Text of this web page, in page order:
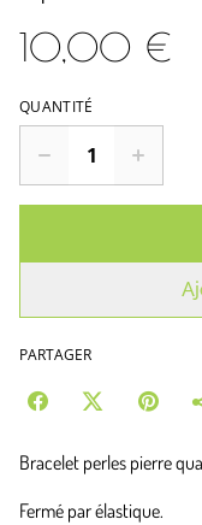
10,00 €
QUANTITÉ
PARTAGER
Bracelet perles pierre
Fermé par élastique.